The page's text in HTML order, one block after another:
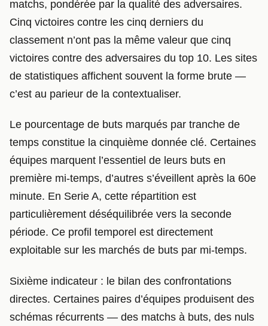
matchs, pondérée par la qualité des adversaires.
Cinq victoires contre les cinq derniers du
classement n’ont pas la même valeur que cinq
victoires contre des adversaires du top 10. Les sites
de statistiques affichent souvent la forme brute —
c’est au parieur de la contextualiser.
Le pourcentage de buts marqués par tranche de
temps constitue la cinquième donnée clé. Certaines
équipes marquent l’essentiel de leurs buts en
première mi-temps, d’autres s’éveillent après la 60e
minute. En Serie A, cette répartition est
particulièrement déséquilibrée vers la seconde
période. Ce profil temporel est directement
exploitable sur les marchés de buts par mi-temps.
Sixième indicateur : le bilan des confrontations
directes. Certaines paires d’équipes produisent des
schémas récurrents — des matchs à buts, des nuls